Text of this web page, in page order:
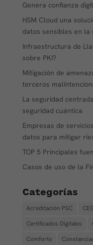
Genera confianza
HSM Cloud una
datos sensibles en la
Infraestructura de
sobre PKI?
Mitigación de
terceros
La seguridad
seguridad cuántica
Empresas de
datos para mitigar
TOP 5 Principales
Casos de uso de la
Categorías
Acreditación PSC
Certificados Digitales
Comforte